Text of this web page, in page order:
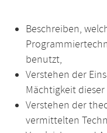
Beschreiben,
benutzt,
Verstehen der
Mächtigkeit
Verstehen der
vermittelten